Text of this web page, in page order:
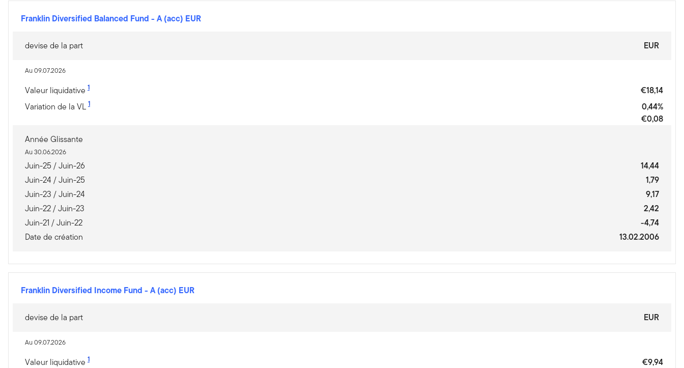
Franklin Diversified Balanced Fund - A (acc) EUR
devise de la part EUR
Au 09.07.2026
Valeur liquidative 1
€18,14
Variation de la VL 1
0,44%
€0,08
Année Glissante
Au 30.06.2026
Juin-25 / Juin-26
14,44
Juin-24 / Juin-25
1,79
Juin-23 / Juin-24
9,17
Juin-22 / Juin-23
2,42
Juin-21 / Juin-22
-4,74
Date de création
13.02.2006
Franklin Diversified Income Fund - A (acc) EUR
devise de la part EUR
Au 09.07.2026
Valeur liquidative 1 €9,94